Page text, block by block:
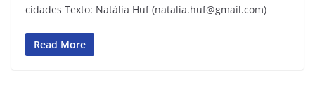
cidades Texto: Natália Huf (natalia.huf@gmail.com)
Read More